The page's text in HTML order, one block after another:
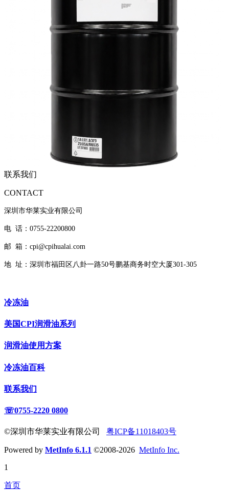
联系我们
CONTACT
深圳市华莱实业有限公司
电 话：0755-22200800
邮 箱：cpi@cpihualai.com
地 址： 深圳市福田区八卦一路50号鹏基商务时空大厦301-305
冷冻油
美国CPI润滑油系列
润滑油使用方案
冷冻油百科
联系我们
☏0755-2220 0800
©深圳市华莱实业有限公司 粤ICP备11018403号
Powered by MetInfo 6.1.1 ©2008-2026 MetInfo Inc.
1
首页